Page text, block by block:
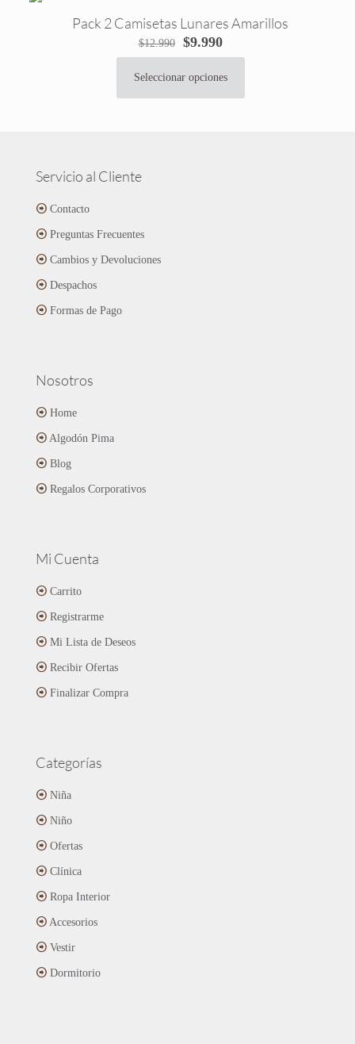
de
Las
opciones
se
pueden
producto
Pack 2 Camisetas Lunares Amarillos
$12.990
El
precio
original
$9.990El
precio
actual
Seleccionar opciones
producto
opciones
elegir
producto
Servicio al Cliente
Contacto
Preguntas Frecuentes
Cambios y Devoluciones
Despachos
Formas de Pago
Nosotros
Home
Algodón Pima
Blog
Regalos Corporativos
Mi Cuenta
Carrito
Registrarme
Mi Lista de Deseos
Recibir Ofertas
Finalizar Compra
Categorías
Niña
Niño
Ofertas
Clínica
Ropa Interior
Accesorios
Vestir
Dormitorio